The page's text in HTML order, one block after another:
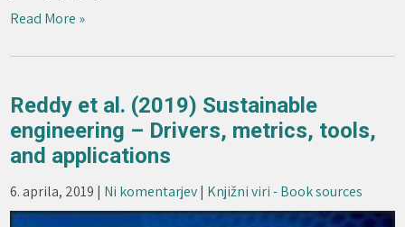
Read More »
Reddy et al. (2019) Sustainable
engineering – Drivers, metrics, tools,
and applications
6. aprila, 2019 | Ni komentarjev| Knjižni viri - Book sources